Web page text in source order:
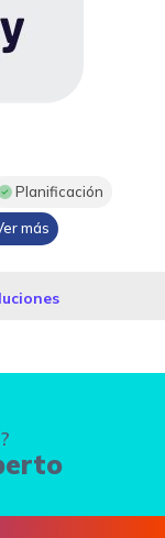
Planificación
más